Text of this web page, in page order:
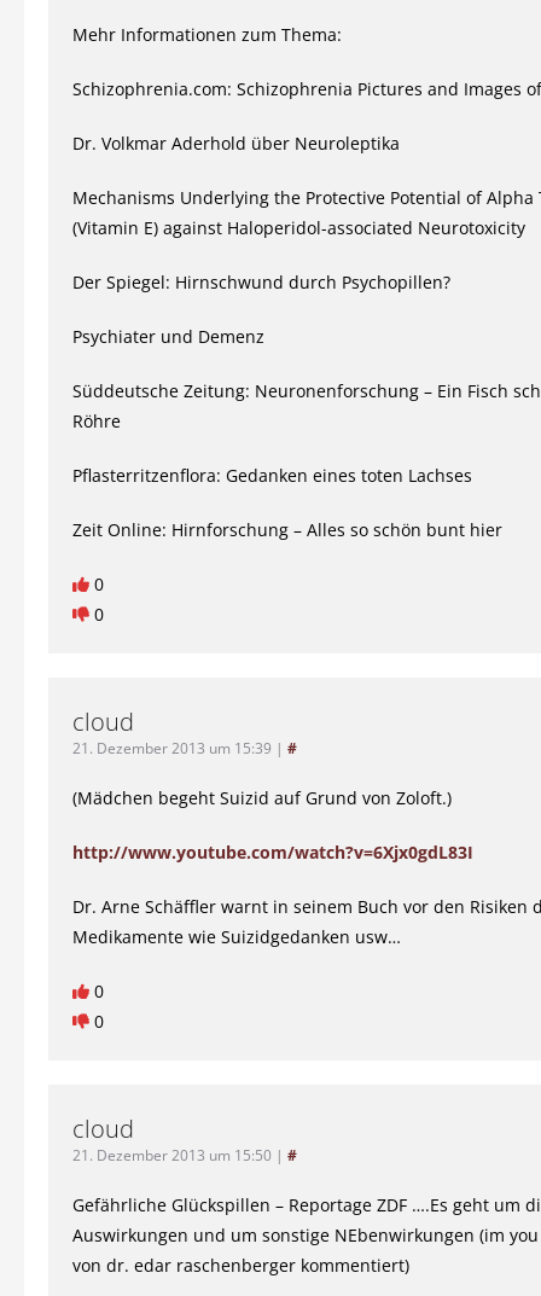
Mehr Informationen zum Thema:
Schizophrenia.com: Schizophrenia Pictures and Images
Dr. Volkmar Aderhold über Neuroleptika
Mechanisms Underlying the Protective Potential of Alpha
(Vitamin E) against Haloperidol-associated Neurotoxicity
Der Spiegel: Hirnschwund durch Psychopillen?
Psychiater und Demenz
Süddeutsche Zeitung: Neuronenforschung – Ein Fisch
Röhre
Pflasterritzenflora: Gedanken eines toten Lachses
Zeit Online: Hirnforschung – Alles so schön bunt hier
0
0
cloud
21. Dezember 2013 um 15:39 | #
(Mädchen begeht Suizid auf Grund von Zoloft.)
http://www.youtube.com/watch?v=6Xjx0gdL83I
Dr. Arne Schäffler warnt in seinem Buch vor den Risiken
Medikamente wie Suizidgedanken usw…
0
0
cloud
21. Dezember 2013 um 15:50 | #
Gefährliche Glückspillen – Reportage ZDF ….Es geht um
Auswirkungen und um sonstige NEbenwirkungen (im
von dr. edar raschenberger kommentiert)